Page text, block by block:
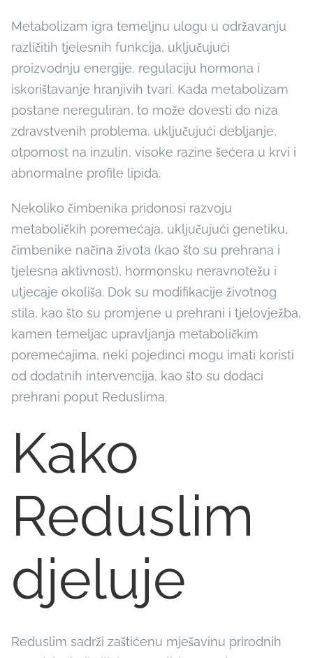
Metabolizam igra temeljnu ulogu u održavanju
različitih tjelesnih funkcija, uključujući
proizvodnju energije, regulaciju hormona i
iskorištavanje hranjivih tvari. Kada metabolizam
postane nereguliran, to može dovesti do niza
zdravstvenih problema, uključujući debljanje,
otpornost na inzulin, visoke razine šećera u krvi i
abnormalne profile lipida.
Nekoliko čimbenika pridonosi razvoju
metaboličkih poremećaja, uključujući genetiku,
čimbenike načina života (kao što su prehrana i
tjelesna aktivnost), hormonsku neravnotežu i
utjecaje okoliša. Dok su modifikacije životnog
stila, kao što su promjene u prehrani i tjelovježba,
kamen temeljac upravljanja metaboličkim
poremećajima, neki pojedinci mogu imati koristi
od dodatnih intervencija, kao što su dodaci
prehrani poput Reduslima.
Kako
Reduslim
djeluje
Reduslim sadrži zaštićenu mješavinu prirodnih